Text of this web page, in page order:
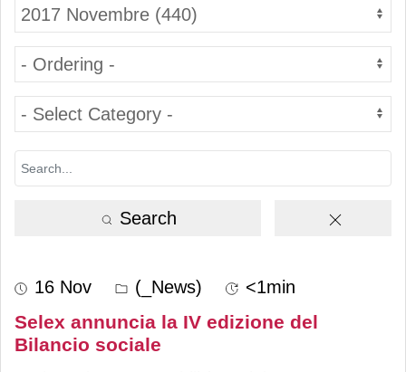
Search
16 Nov (_News) <1min
Selex annuncia la IV edizione del
Bilancio sociale